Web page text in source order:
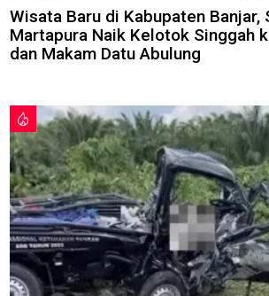
Wisata Baru di Kabupaten Banjar,
Martapura Naik Kelotok Singgah
dan Makam Datu Abulung